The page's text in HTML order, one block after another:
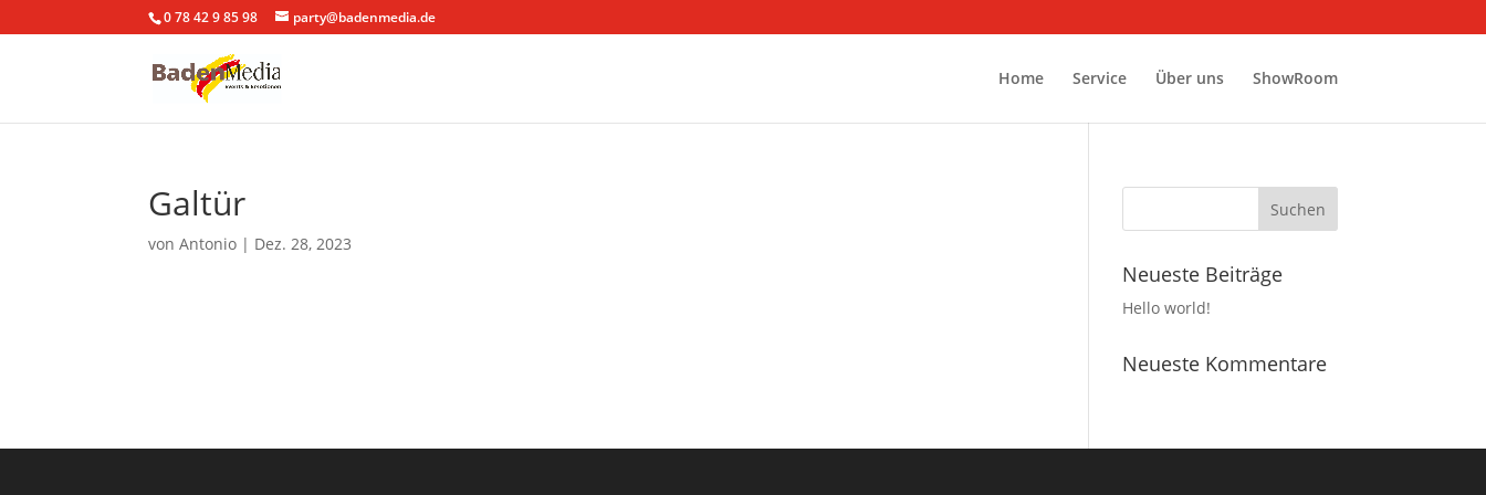
0 78 42 9 85 98 party@badenmedia.de
Home Service Über uns ShowRoom
Galtür
vonAntonio | Dez. 28, 2023
Neueste Beiträge
Hello world!
Neueste Kommentare